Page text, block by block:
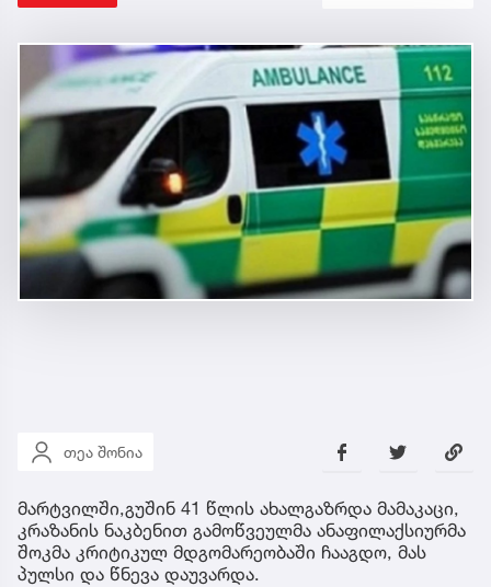
თეა შონია
მარტვილში,გუშინ 41 წლის ახალგაზრდა მამაკაცი,
კრაზანის ნაკბენით გამოწვეულმა ანაფილაქსიურმა
შოკმა კრიტიკულ მდგომარეობაში ჩააგდო, მას
პულსი და წნევა დაუვარდა.